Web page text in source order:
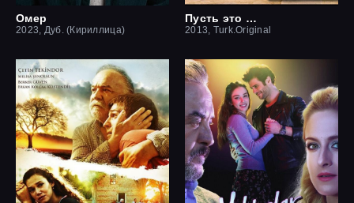
Омер
2023, Дуб. (Кириллица)
Пусть это останется между нами
2013, Turk.Original